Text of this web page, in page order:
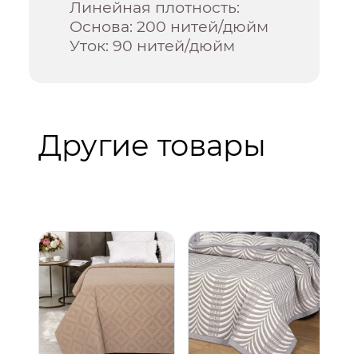
Линейная плотность:
Основа: 200 нитей/дюйм
Уток: 90 нитей/дюйм
Другие товары